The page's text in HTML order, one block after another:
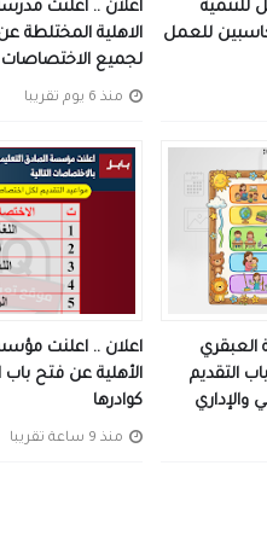
للتنمية
للعمل
اعلان .. اعلنت مدرسة
الاهلية المختلطة
لجميع الاختصاصات
منذ 6 يوم تقريبا
العبقري
التقديم
والإداري
اعلان .. اعلنت
الأهلية عن فتح
كوادرها
منذ 9 ساعة تقريبا